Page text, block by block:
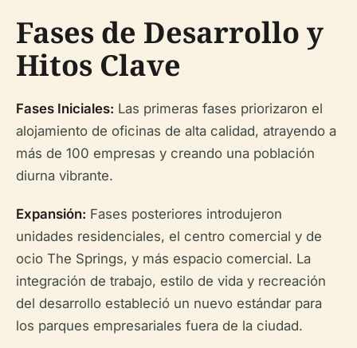
Fases de Desarrollo y
Hitos Clave
Fases Iniciales: Las primeras fases priorizaron el
alojamiento de oficinas de alta calidad, atrayendo a
más de 100 empresas y creando una población
diurna vibrante.
Expansión: Fases posteriores introdujeron
unidades residenciales, el centro comercial y de
ocio The Springs, y más espacio comercial. La
integración de trabajo, estilo de vida y recreación
del desarrollo estableció un nuevo estándar para
los parques empresariales fuera de la ciudad.